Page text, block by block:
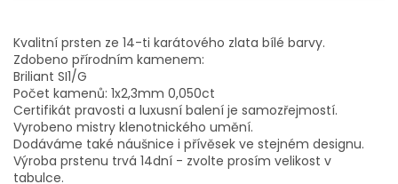
Kvalitní prsten ze 14-ti karátového zlata bílé barvy.
Zdobeno přírodním kamenem:
Briliant SI1/G
Počet kamenů: 1x2,3mm 0,050ct
Certifikát pravosti a luxusní balení je samozřejmostí.
Vyrobeno mistry klenotnického umění.
Dodáváme také náušnice i přívěsek ve stejném designu.
Výroba prstenu trvá 14dní - zvolte prosím velikost v
tabulce.